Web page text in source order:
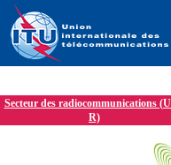
Secteur des radiocommunications
R)